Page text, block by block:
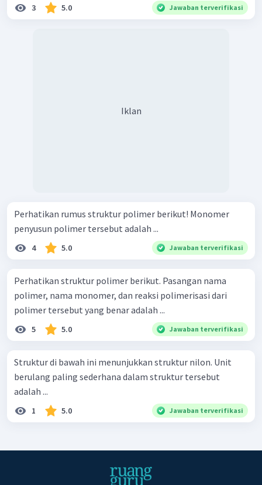
3 5.0 Jawaban terverifikasi
Iklan
Perhatikan rumus struktur polimer berikut! Monomer
penyusun polimer tersebut adalah ...
4 5.0 Jawaban terverifikasi
Perhatikan struktur polimer berikut. Pasangan nama
polimer, nama monomer, dan reaksi polimerisasi dari
polimer tersebut yang benar adalah ...
5 5.0 Jawaban terverifikasi
Struktur di bawah ini menunjukkan struktur nilon. Unit
berulang paling sederhana dalam struktur tersebut
adalah ...
1 5.0 Jawaban terverifikasi